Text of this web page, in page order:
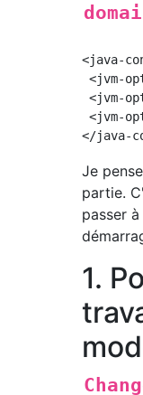
<java-
<jvm-
<jvm-
<jvm-
Je
partie.
passer
1.